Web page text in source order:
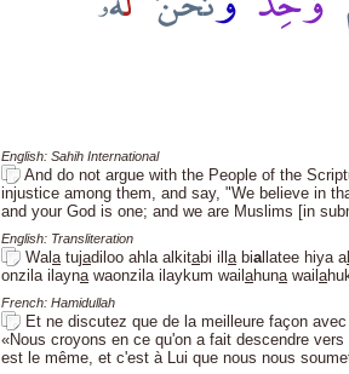
English: Sahih International
And do not argue with the People of the
injustice among them, and say, "We believe in
and your God is one; and we are Muslims [in
English: Transliteration
Wal a tujadiloo ahla alkitabi ill a bia llatee hiya a
onzila ilayna waonzila ilaykum wail ahuna wail a
French: Hamidullah
Et ne discutez que de la meilleure façon
«Nous croyons en ce qu'on a fait descendre
est le même, et c'est à Lui que nous nous